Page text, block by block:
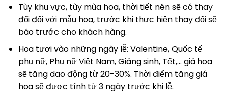
Tùy khu vực, tùy mùa hoa, thời tiết nên sẽ có thay
đổi đối với mẫu hoa, trước khi thực hiện thay đổi sẽ
báo trước cho khách hàng.
Hoa tươi vào những ngày lễ: Valentine, Quốc tế
phụ nữ, Phụ nữ Việt Nam, Giáng sinh, Tết,… giá hoa
sẽ tăng dao động từ 20-30%. Thời điểm tăng giá
hoa sẽ được tính từ 3 ngày trước khi lễ.